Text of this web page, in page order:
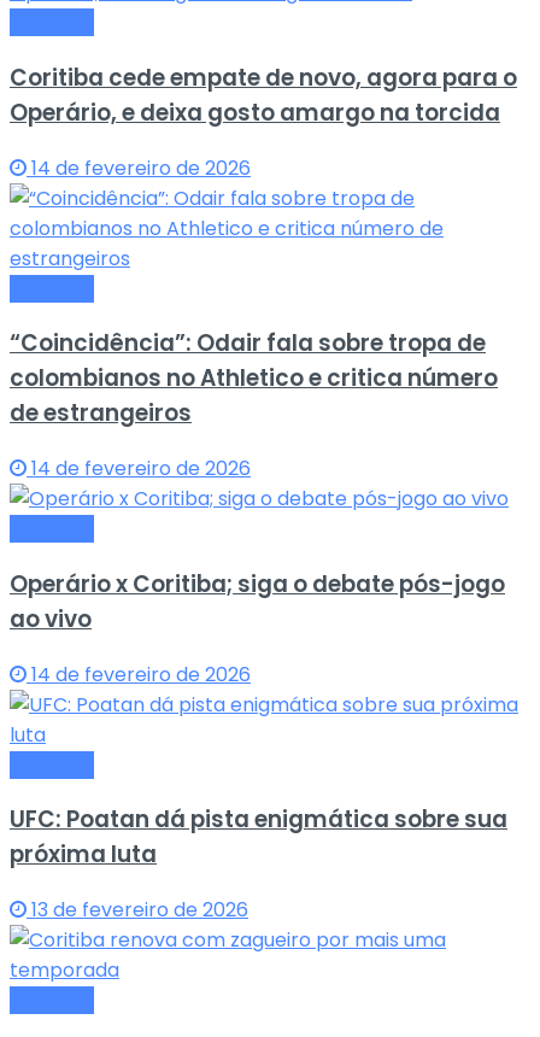
Coritiba cede empate de novo, agora para o
Operário, e deixa gosto amargo na torcida
14 de fevereiro de 2026
“Coincidência”: Odair fala sobre tropa de
colombianos no Athletico e critica número
de estrangeiros
14 de fevereiro de 2026
Operário x Coritiba; siga o debate pós-jogo
ao vivo
14 de fevereiro de 2026
UFC: Poatan dá pista enigmática sobre sua
próxima luta
13 de fevereiro de 2026